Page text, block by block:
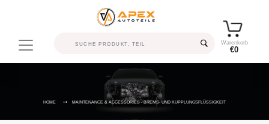
Warenkorb
€0
HOME MAINTENANCE & ACCESSORIES - BREMS- UND KUPPLUNGSFLÜSSIGKEIT